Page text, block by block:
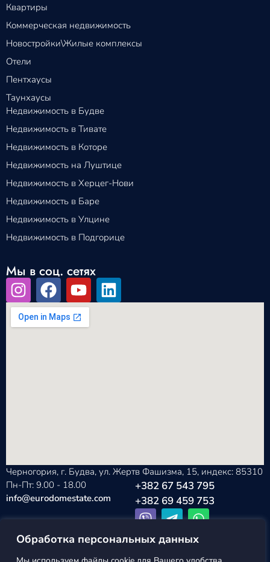
Обработка персональных данных
Квартиры
Коммерческая недвижимость
Новостройки\Жилые комплексы
Отели
Пентхаусы
Таунхаусы
Недвижимость в Будве
Недвижимость в Тивате
Недвижимость в Которе
Недвижимость на Луштице
Недвижимость в Херцег-Нови
Недвижимость в Баре
Недвижимость в Улцине
Недвижимость в Подгорице
Мы в соц. сетях
Черногория, г. Будва, ул. Жертв Фашизма, 15, индекс: 85310
Пн-Пт: 9.00 - 18.00
info@eurodomestate.com
+382 67 543 795
+382 69 459 753